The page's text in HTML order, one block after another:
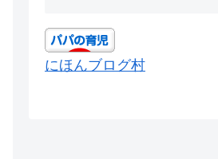
にほんブログ村